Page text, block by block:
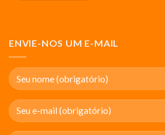
ENVIE-NOS UM E-MAIL